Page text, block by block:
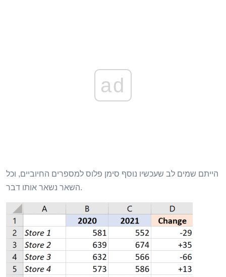
ad
הייתם שמים לב שעכשיו נוסף סימן פלוס למספרים החיוביים, וכל
השאר נשאר אותו דבר.